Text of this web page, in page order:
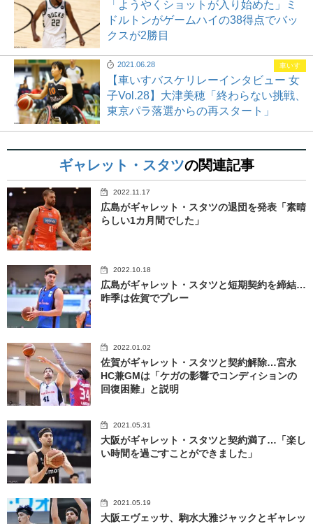
「ようやくショットが入り始めた」ミ
ドルトンがゲームハイの38得点でバッ
クスが2勝目
2021.06.28
【車いすバスケリレーインタビュー 女
子Vol.28】大津美穂「終わらない挑戦、
東京パラ落選からの再スタート」
車いす
ギャレット・スタツの関連記事
2022.11.17
広島がギャレット・スタツの退団を発表「素晴
らしい1カ月間でした」
2022.10.18
広島がギャレット・スタツと短期契約を締結…
昨季は佐賀でプレー
2022.01.02
佐賀がギャレット・スタツと契約解除…宮永
HC兼GMは「ケガの影響でコンディションの
回復困難」と説明
2021.05.31
大阪がギャレット・スタツと契約満了…「楽し
い時間を過ごすことができました」
2021.05.19
大阪エヴェッサ、駒水大雅ジャックとギャレッ